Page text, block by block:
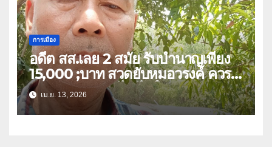
การเมือง
อดีต สส.เลย 2 สมัย รับบำนาญเพียง
15,000 ;บาท สวดยับหมอวรงค์ ควร
หาวิธีปรับลดแก้ไข ไม่ใช่ยกเลิก
เม.ย. 13, 2026